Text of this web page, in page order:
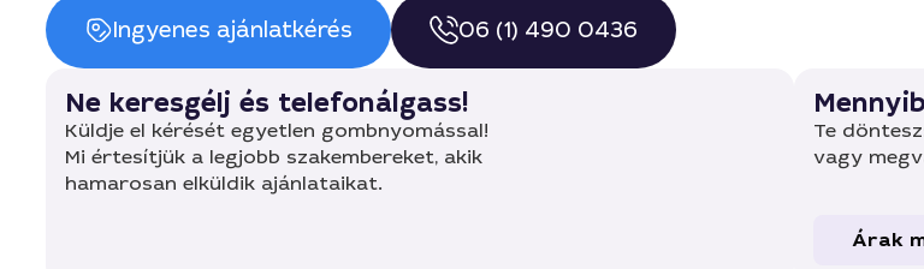
Ingyenes ajánlatkérés 06 (1) 490 0436
Ne keresgélj és telefonálgass!
Küldje el kérését egyetlen gombnyomással!
Mi értesítjük a legjobb szakembereket, akik
hamarosan elküldik ajánlataikat.
Te
vagy
Árak